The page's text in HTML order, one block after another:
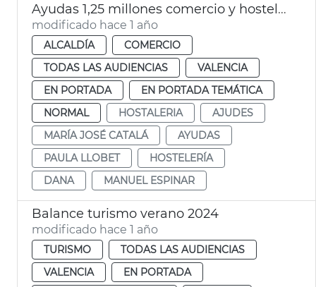
Ayudas 1,25 millones comercio y hostelería afectado dana
modificado hace 1 año
ALCALDÍA
COMERCIO
TODAS LAS AUDIENCIAS
VALENCIA
EN PORTADA
EN PORTADA TEMÁTICA
NORMAL
HOSTALERIA
AJUDES
MARÍA JOSÉ CATALÁ
AYUDAS
PAULA LLOBET
HOSTELERÍA
DANA
MANUEL ESPINAR
Balance turismo verano 2024
modificado hace 1 año
TURISMO
TODAS LAS AUDIENCIAS
VALENCIA
EN PORTADA